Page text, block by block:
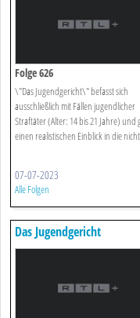
Folge 626
\"Das Jugendgericht\" befasst sich
ausschließlich mit Fällen jugendlicher
Straftäter (Alter: 14 bis 21 Jahre) und
einen realistischen Einblick in die
07-07-2023
Alle Folgen
Das Jugendgericht